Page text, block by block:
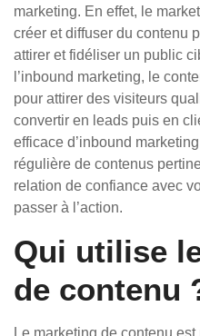
marketing. En effet, le
créer et diffuser du contenu
attirer et fidéliser un public
l’inbound marketing, le
pour attirer des visiteurs
convertir en leads puis en
efficace d’inbound
régulière de contenus
relation de confiance avec
passer à l’action.
Qui utilise
de contenu
Le marketing de contenu